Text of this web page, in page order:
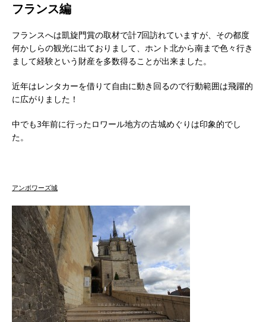
フランス編
フランスへは凱旋門賞の取材で計7回訪れていますが、その都度
何かしらの観光に出ておりまして、ホント北から南まで色々行き
まして経験という財産を多数得ることが出来ました。
近年はレンタカーを借りて自由に動き回るので行動範囲は飛躍的
に広がりました！
中でも3年前に行ったロワール地方の古城めぐりは印象的でし
た。
アンボワーズ城